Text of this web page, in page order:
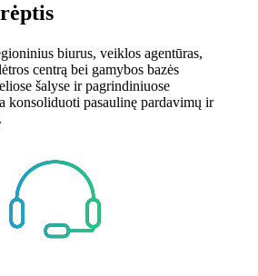
biurus, veiklos agentūras,
centrą bei gamybos bazės
šalyse ir pagrindiniuose
konsoliduoti pasaulinę pardavimų ir